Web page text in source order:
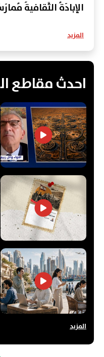
الإبادَةُ الثَّقافيةُ
المزيد
احدث مقاطع
المزيد